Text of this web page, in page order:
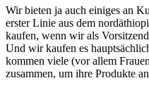
Wir bieten ja auch einiges an
erster Linie aus dem
kaufen, wenn wir als
Und wir kaufen es
kommen viele (vor allem
zusammen, um ihre Produkte